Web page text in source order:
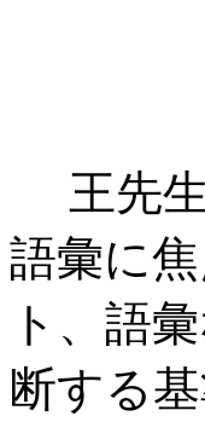
王先
語彙に
ト、語
断する